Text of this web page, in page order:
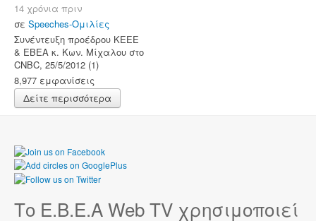
14 χρόνια πριν
σε Speeches-Ομιλίες
Συνέντευξη προέδρου KEEE
& ΕΒΕΑ κ. Κων. Μίχαλου στο
CNBC, 25/5/2012 (1)
8,977 εμφανίσεις
Δείτε περισσότερα
Το Ε.Β.Ε.Α Web TV χρησιμοποιεί